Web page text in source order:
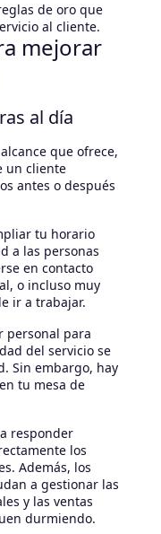
de oro que
al cliente.
mejorar
al día
que ofrece,
un cliente
antes o después
tu horario
a las personas
en contacto
o incluso muy
ir a trabajar.
personal para
del servicio se
Sin embargo, hay
tu mesa de
responder
los
Además, los
a gestionar las
y las ventas
durmiendo.